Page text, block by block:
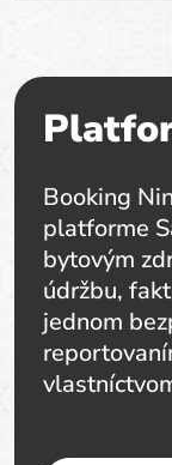
Booking
platforme
bytovým
údržbu,
jednom